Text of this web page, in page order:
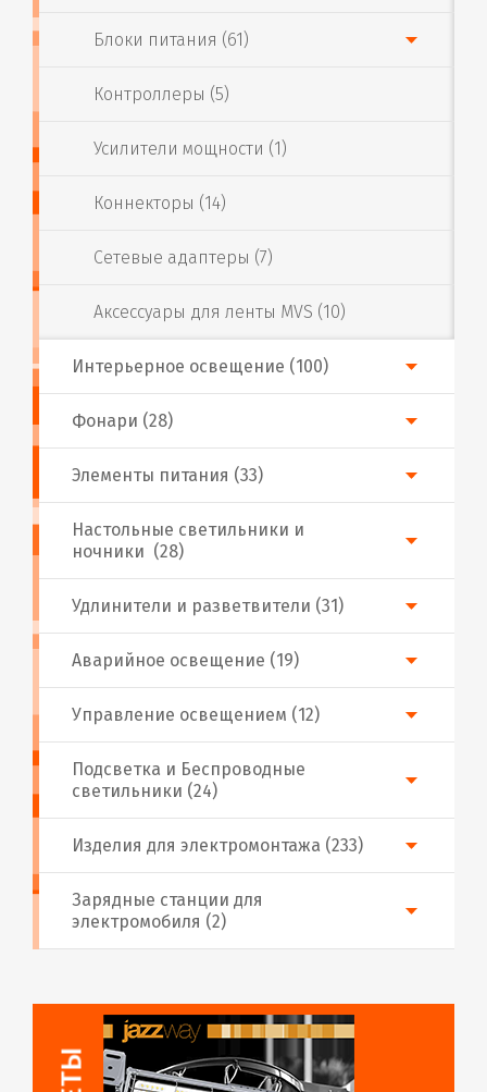
Фонари (28)
Аварийное освещение (19)
Настольные светильники и
ночники (28)
Подсветка и Беспроводные
светильники (24)
Интерьерное освещение (100)
Изделия для электромонтажа (233)
Блоки питания (61)
Контроллеры (5)
Усилители мощности (1)
Коннекторы (14)
Сетевые адаптеры (7)
Аксессуары для ленты MVS (10)
Удлинители и разветвители (31)
Управление освещением (12)
Элементы питания (33)
Зарядные станции для
электромобиля (2)